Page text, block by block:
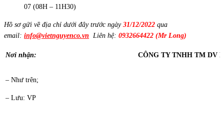
07 (08H – 11H30)
Hồ sơ gửi về địa chỉ dưới đây trước ngày 31/12/2022 qua
email: info@vietnguyenco.vn Liên hệ: 0932664422 (Mr Long)
Nơi nhận:
– Như trên;
– Lưu: VP
CÔNG TY TNHH TM DV